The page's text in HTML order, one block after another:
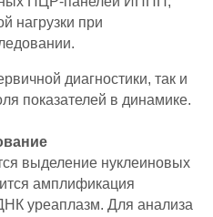
нагрузки при
диагностики, так и
показателей в динамике.
выделение нуклеиновых
амплификация
уреаплазм. Для анализа